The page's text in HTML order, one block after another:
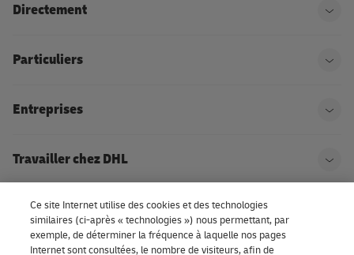
Directement
Particuliers
Entreprises
Travailler chez DHL
À propos de DHL
Ce site Internet utilise des cookies et des technologies
similaires (ci-après « technologies ») nous permettant, par
exemple, de déterminer la fréquence à laquelle nos pages
Internet sont consultées, le nombre de visiteurs, afin de